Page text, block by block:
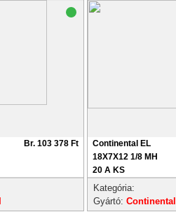
Br. 103 378 Ft
Continental EL
18X7X12 1/8 MH
20 A KS
Kategória:
Gyártó: Continental